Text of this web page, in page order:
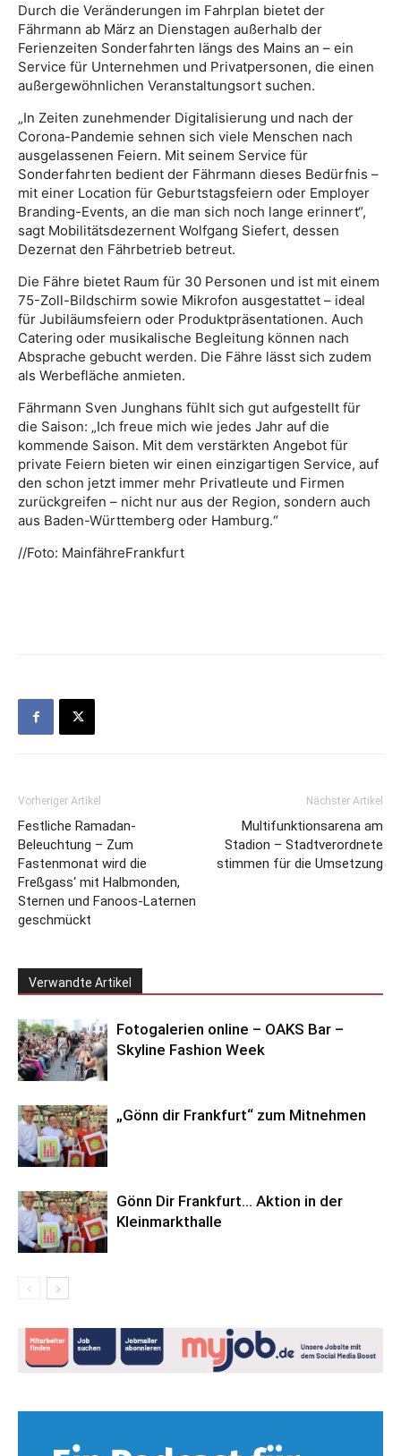
Durch die Veränderungen im Fahrplan bietet der
Fährmann ab März an Dienstagen außerhalb der
Ferienzeiten Sonderfahrten längs des Mains an – ein
Service für Unternehmen und Privatpersonen, die einen
außergewöhnlichen Veranstaltungsort suchen.
„In Zeiten zunehmender Digitalisierung und nach der
Corona-Pandemie sehnen sich viele Menschen nach
ausgelassenen Feiern. Mit seinem Service für
Sonderfahrten bedient der Fährmann dieses Bedürfnis –
mit einer Location für Geburtstagsfeiern oder Employer
Branding-Events, an die man sich noch lange erinnert“,
sagt Mobilitätsdezernent Wolfgang Siefert, dessen
Dezernat den Fährbetrieb betreut.
Die Fähre bietet Raum für 30 Personen und ist mit einem
75-Zoll-Bildschirm sowie Mikrofon ausgestattet – ideal
für Jubiläumsfeiern oder Produktpräsentationen. Auch
Catering oder musikalische Begleitung können nach
Absprache gebucht werden. Die Fähre lässt sich zudem
als Werbefläche anmieten.
Fährmann Sven Junghans fühlt sich gut aufgestellt für
die Saison: „Ich freue mich wie jedes Jahr auf die
kommende Saison. Mit dem verstärkten Angebot für
private Feiern bieten wir einen einzigartigen Service, auf
den schon jetzt immer mehr Privatleute und Firmen
zurückgreifen – nicht nur aus der Region, sondern auch
aus Baden-Württemberg oder Hamburg.“
//Foto: MainfähreFrankfurt
Vorheriger Artikel
Festliche Ramadan-
Beleuchtung – Zum
Fastenmonat wird die
Freßgass‘ mit Halbmonden,
Sternen und Fanoos-Laternen
geschmückt
Nächster Artikel
Multifunktionsarena am
Stadion – Stadtverordnete
stimmen für die Umsetzung
Verwandte Artikel
Fotogalerien online – OAKS Bar –
Skyline Fashion Week
„Gönn dir Frankfurt“ zum Mitnehmen
Gönn Dir Frankfurt… Aktion in der
Kleinmarkthalle